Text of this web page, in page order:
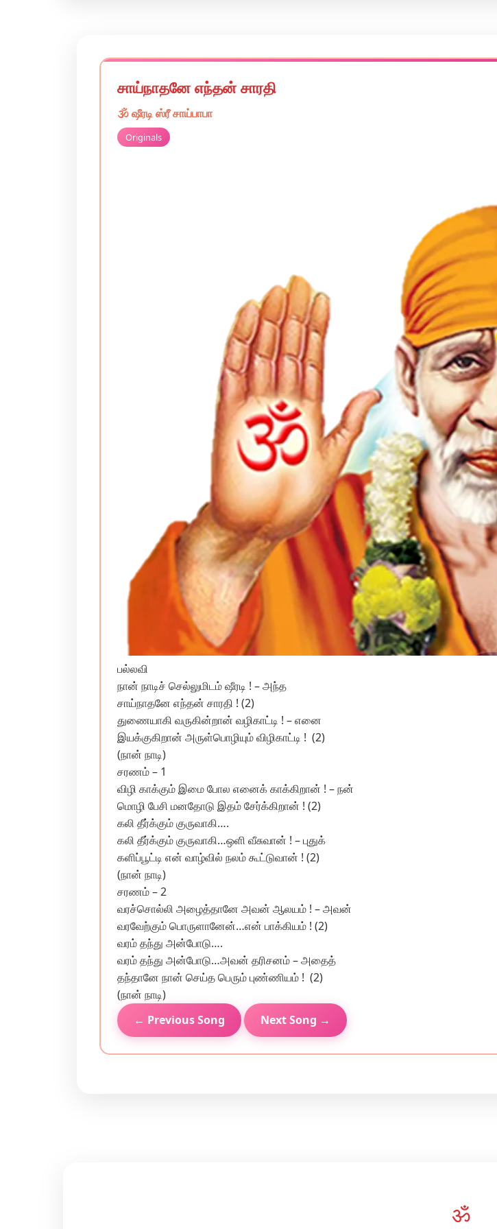
சாய்நாதனே எந்தன் சாரதி
🕉️ஷீரடி ஸ்ரீ சாய்பாபா
Originals
பல்லவி
நான் நாடிச் செல்லுமிடம் ஷீரடி ! – அந்த‌
சாய்நாதனே எந்தன் சாரதி ! (2)
துணையாகி வருகின்றான் வழிகாட்டி ! – எனை
இயக்குகிறான் அருள்பொழியும் விழிகாட்டி ! (2)
(நான் நாடி)
சரணம் – 1
விழி காக்கும் இமை போல எனைக் காக்கிறான் ! – நன்
மொழி பேசி மனதோடு இதம் சேர்க்கிறான் ! (2)
கலி தீர்க்கும் குருவாகி….
கலி தீர்க்கும் குருவாகி…ஒளி வீசுவான் ! – புதுக்
களிப்பூட்டி என் வாழ்வில் நலம் கூட்டுவான் ! (2)
(நான் நாடி)
சரணம் – 2
வரச்சொல்லி அழைத்தானே அவன் ஆலயம் ! – அவன்
வரவேற்கும் பொருளானேன்…என் பாக்கியம் ! (2)
வரம் தந்து அன்போடு….
வரம் தந்து அன்போடு…அவன் தரிசனம் – அதைத்
தந்தானே நான் செய்த‌ பெரும் புண்ணியம் ! (2)
(நான் நாடி)
← Previous Song
Next Song →
ॐ